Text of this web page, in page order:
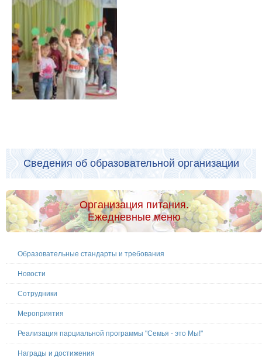
Сведения об образовательной организации
Организация питания.
Ежедневные меню
Образовательные стандарты и требования
Новости
Сотрудники
Мероприятия
Реализация парциальной программы "Семья - это Мы!"
Награды и достижения